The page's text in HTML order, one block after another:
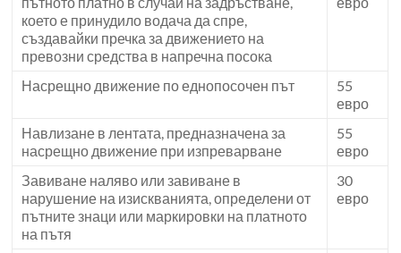
което е принудило водача да спре,
създавайки пречка за движението на
превозни средства в напречна посока
Насрещно движение по еднопосочен път
55
евро
Навлизане в лентата, предназначена за
насрещно движение при изпреварване
55
евро
Завиване наляво или завиване в
нарушение на изискванията, определени от
пътните знаци или маркировки на платното
на пътя
30
евро